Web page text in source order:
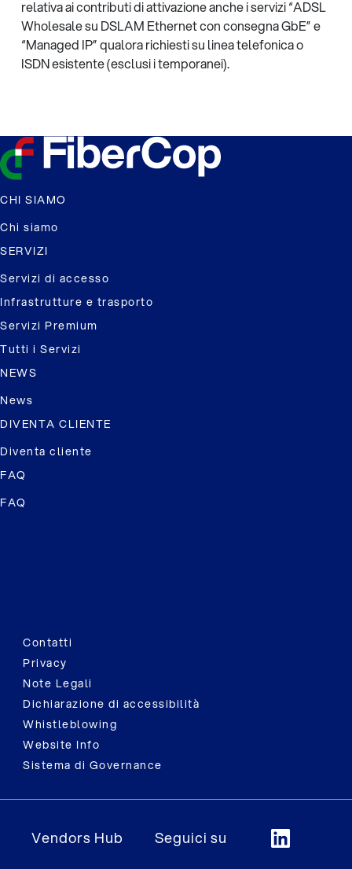
relativa ai contributi di attivazione anche i servizi “ADSL
Wholesale su DSLAM Ethernet con consegna GbE” e
“Managed IP” qualora richiesti su linea telefonica o
ISDN esistente (esclusi i temporanei).
CHI SIAMO
Chi siamo
SERVIZI
Servizi di accesso
Infrastrutture e trasporto
Servizi Premium
Tutti i Servizi
NEWS
News
DIVENTA CLIENTE
Diventa cliente
FAQ
FAQ
Contatti
Privacy
Note Legali
Dichiarazione di accessibilità
Whistleblowing
Website Info
Sistema di Governance
Vendors Hub Seguici su